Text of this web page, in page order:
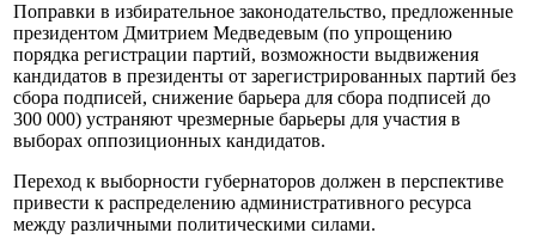
Поправки в избирательное законодательство, предложенные
президентом Дмитрием Медведевым (по упрощению
порядка регистрации партий, возможности выдвижения
кандидатов в президенты от зарегистрированных партий без
сбора подписей, снижение барьера для сбора подписей до
300 000) устраняют чрезмерные барьеры для участия в
выборах оппозиционных кандидатов.
Переход к выборности губернаторов должен в перспективе
привести к распределению административного ресурса
между различными политическими силами.